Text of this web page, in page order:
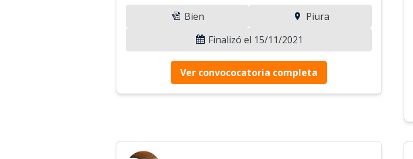
Bien
Piura
Finalizó el 15/11/2021
Ver convococatoria completa